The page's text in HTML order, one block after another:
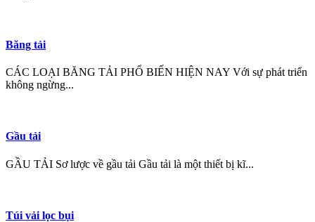
Băng tải
CÁC LOẠI BĂNG TẢI PHỔ BIẾN HIỆN NAY Với sự phát triển
không ngừng...
Gầu tải
GẦU TẢI Sơ lược về gầu tải Gầu tải là một thiết bị kĩ...
Túi vải lọc bụi